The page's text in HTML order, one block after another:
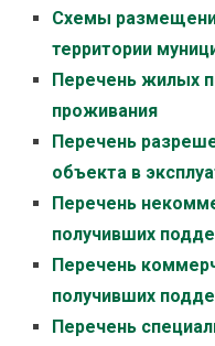
Схемы
территории
Перечень жилых
проживания
Перечень
объекта в
Перечень
получивших
Перечень
получивших
Перечень